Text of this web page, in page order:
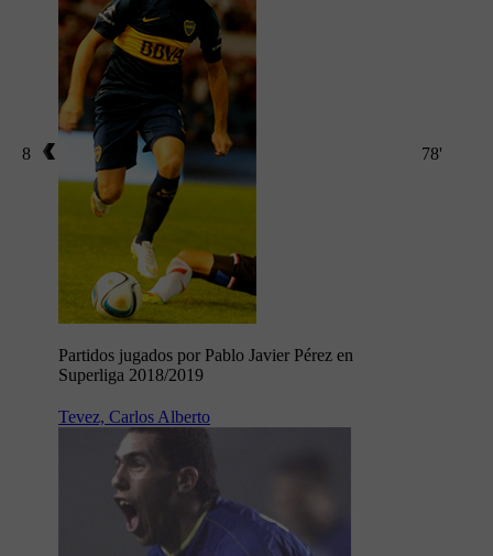
8
Partidos jugados por Pablo Javier Pérez en
Superliga 2018/2019
78'
Tevez, Carlos Alberto